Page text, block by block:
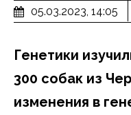
05.03.2023, 14:05
Генетики
300 собак из
изменения в